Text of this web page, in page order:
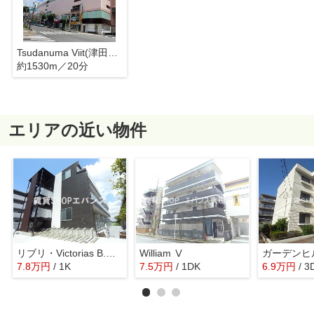
約1530m／20分
エリアの近い物件
リブリ・Victorias B.G（ビクトリアス ビージー）
7.8万円 / 1K
William Ⅴ
7.5万円 / 1DK
ガーデン
6.9万円 /